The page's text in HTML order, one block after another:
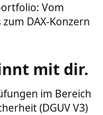
Vom
DAX-Konzern
mit dir.
im Bereich
(DGUV V3)